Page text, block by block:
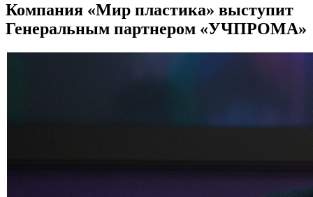
Компания «Мир пластика» выступит
Генеральным партнером «УЧПРОМА»